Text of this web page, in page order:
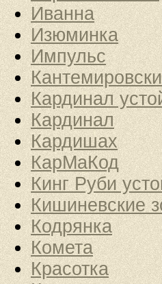
Иванна
Изюминка
Импульс
Кардинал
Кардинал
Кардишах
КарМаКод
Кинг Руби
Кишиневские
Кодрянка
Комета
Красотка